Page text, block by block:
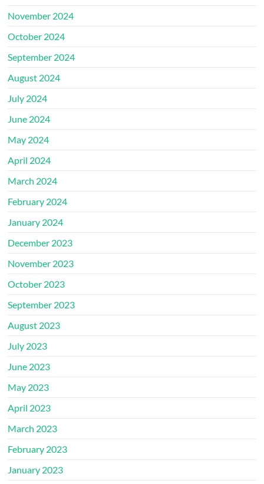
November 2024
October 2024
September 2024
August 2024
July 2024
June 2024
May 2024
April 2024
March 2024
February 2024
January 2024
December 2023
November 2023
October 2023
September 2023
August 2023
July 2023
June 2023
May 2023
April 2023
March 2023
February 2023
January 2023